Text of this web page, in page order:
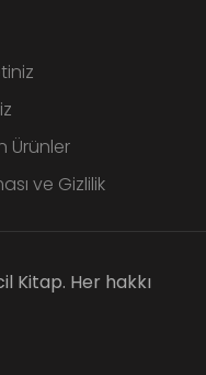
Ürünler
ve Gizlilik
Kitap. Her hakkı